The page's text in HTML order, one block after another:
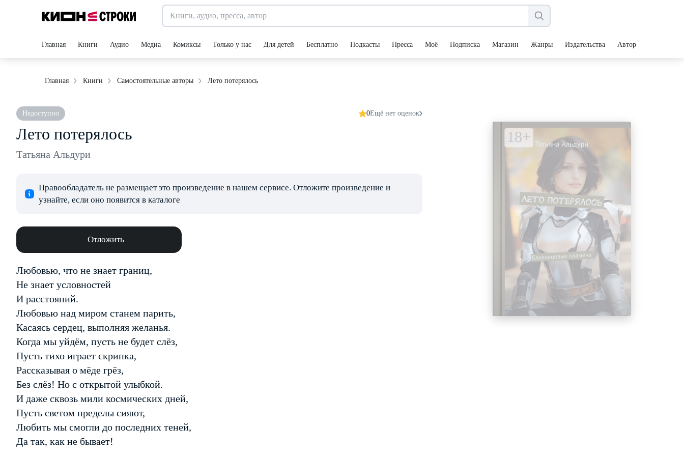
Главная Книги Аудио Медиа Комиксы Только у нас Для детей Бесплатно Подкасты Пресса Моё Подписка Магазин Жанры Издательства Авторы
Главная Книги Самостоятельные авторы Лето потерялось
Недоступно 0Ещё нет оценок
Лето потерялось
Татьяна Альдури
Правообладатель не размещает это произведение в нашем сервисе. Отложите произведение и
узнайте, если оно появится в каталоге
Отложить
Любовью, что не знает границ,
Не знает условностей
И расстояний.
Любовью над миром станем парить,
Касаясь сердец, выполняя желанья.
Когда мы уйдём, пусть не будет слёз,
Пусть тихо играет скрипка,
Рассказывая о мёде грёз,
Без слёз! Но с открытой улыбкой.
И даже сквозь мили космических дней,
Пусть светом пределы сияют,
Любить мы смогли до последних теней,
Да так, как не бывает!